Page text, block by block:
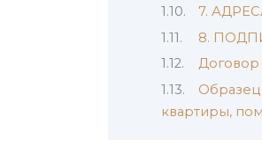
7.
8.
Договор
Образец
квартиры,